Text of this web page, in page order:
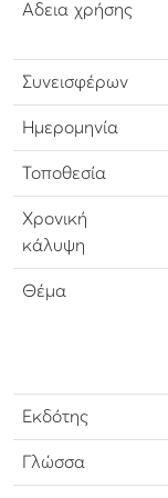
Αδεια χρήσης
Συνεισφέρων
Ημερομηνία
Τοποθεσία
Χρονική
κάλυψη
Θέμα
Εκδότης
Γλώσσα